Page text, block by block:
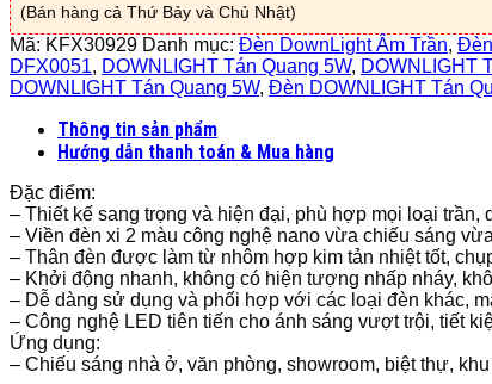
12W
-
KFX30929
số
(Bán hàng cả Thứ Bảy và Chủ Nhật)
Mã: KFX30929 Danh mục: Đèn DownLight Âm Trần,
DFX0051, DOWNLIGHT Tán Quang 5W, DOWNLIGHT
DOWNLIGHT Tán Quang 5W, Đèn DOWNLIGHT Tán
Thông tin sản phẩm
Hướng dẫn thanh toán & Mua hàng
Đặc điểm:
– Thiết kế sang trọng và hiện đại, phù hợp mọi loại
– Viền đèn xi 2 màu công nghệ nano vừa chiếu sáng
– Thân đèn được làm từ nhôm hợp kim tản nhiệt tốt,
– Khởi động nhanh, không có hiện tượng nhấp nháy,
– Dễ dàng sử dụng và phối hợp với các loại đèn khác,
– Công nghệ LED tiên tiến cho ánh sáng vượt trội, tiết
Ứng dụng:
– Chiếu sáng nhà ở, văn phòng, showroom, biệt thự,